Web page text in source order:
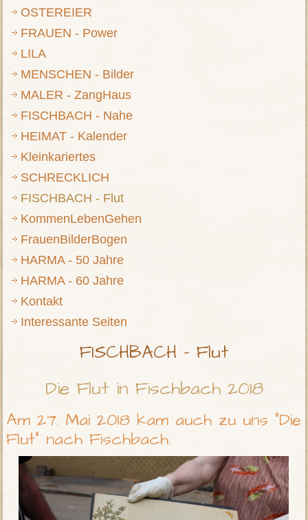
OSTEREIER
FRAUEN - Power
LILA
MENSCHEN - Bilder
MALER - ZangHaus
FISCHBACH - Nahe
HEIMAT - Kalender
Kleinkariertes
SCHRECKLICH
FISCHBACH - Flut
KommenLebenGehen
FrauenBilderBogen
HARMA - 50 Jahre
HARMA - 60 Jahre
Kontakt
Interessante Seiten
FISCHBACH - Flut
Die Flut in Fischbach 2018
Am 27. Mai 2018 kam auch zu uns "Die
Flut" nach Fischbach.